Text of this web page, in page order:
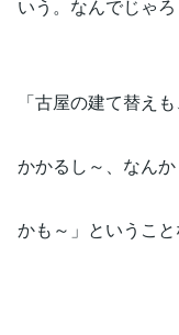
いう。なんでじゃろ
「古屋の建て替え
かかるし～、なん
かも～」というこ